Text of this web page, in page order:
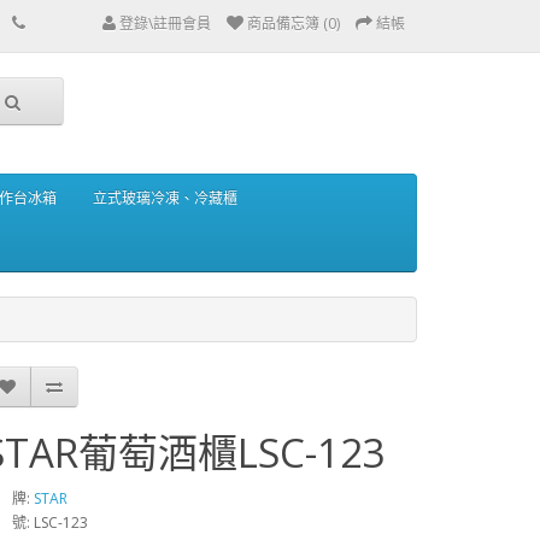
登錄\註冊會員 商品備忘簿 (0) 結帳
台冰箱 立式玻璃冷凍、冷藏櫃
葡萄酒櫃LSC-123
牌: STAR
: LSC-123